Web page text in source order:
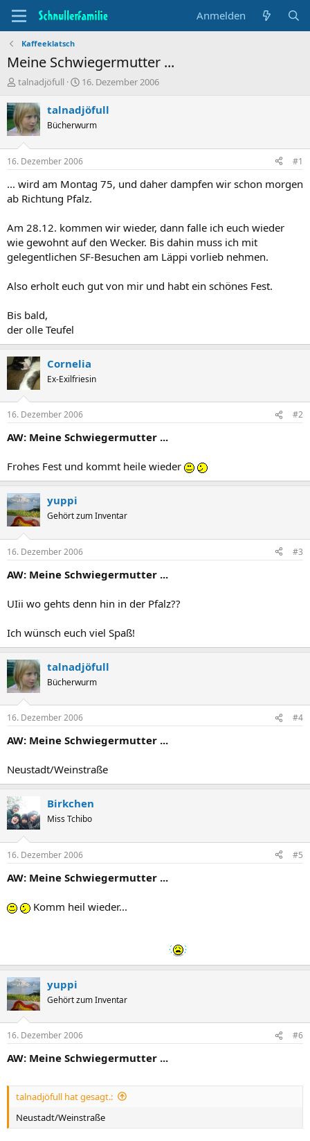
Anmelden
Kaffeeklatsch
Meine Schwiegermutter ...
T
e
m
e
n
t
a
t
r
talnadjöfull
B
g
i
n
d
a
t
u
m
16. Dezember 2006
talnadjöfull
Bücherwurm
16. Dezember 2006 #1
... wird am Montag 75, und daher dampfen wir schon morgen
ab Richtung Pfalz.
Am 28.12. kommen wir wieder, dann falle ich euch wieder
wie gewohnt auf den Wecker. Bis dahin muss ich mit
gelegentlichen SF-Besuchen am Läppi vorlieb nehmen.
Also erholt euch gut von mir und habt ein schönes Fest.
Bis bald,
der olle Teufel
Cornelia
Ex-Exilfriesin
16. Dezember 2006 #2
AW: Meine Schwiegermutter ...
Frohes Fest und kommt heile wieder
yuppi
Gehört zum Inventar
16. Dezember 2006 #3
AW: Meine Schwiegermutter ...
UIii wo gehts denn hin in der Pfalz??
Ich wünsch euch viel Spaß!
talnadjöfull
Bücherwurm
16. Dezember 2006 #4
AW: Meine Schwiegermutter ...
Neustadt/Weinstraße
Birkchen
Miss Tchibo
16. Dezember 2006 #5
AW: Meine Schwiegermutter ...
Komm heil wieder...
yuppi
Gehört zum Inventar
16. Dezember 2006 #6
AW: Meine Schwiegermutter ...
talnadjöfull hat gesagt.:
Neustadt/Weinstraße